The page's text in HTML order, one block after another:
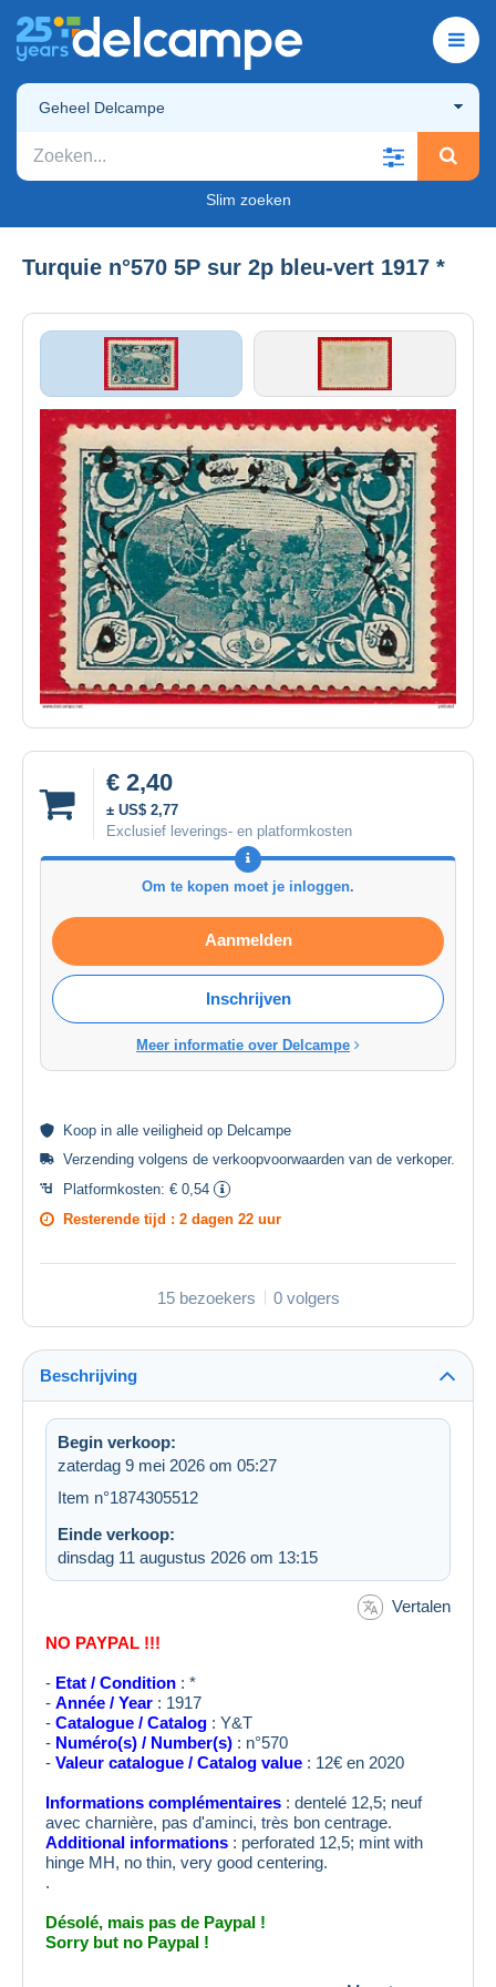
Geheel Delcampe
Slim zoeken
Turquie n°570 5P sur 2p bleu-vert 1917 *
€ 2,40
± US$ 2,77
Exclusief leverings- en platformkosten
Om te kopen moet je inloggen.
Aanmelden
Inschrijven
Meer informatie over Delcampe
Koop in alle veiligheid op Delcampe
Verzending volgens de verkoopvoorwaarden van de verkoper.
Platformkosten: € 0,54
Resterende tijd : 2 dagen 22 uur
15 bezoekers 0 volgers
Beschrijving
Begin verkoop:
zaterdag 9 mei 2026 om 05:27
Item n°1874305512
Einde verkoop:
dinsdag 11 augustus 2026 om 13:15
Vertalen
NO PAYPAL !!!
- Etat / Condition : *
- Année / Year : 1917
- Catalogue / Catalog : Y&T
- Numéro(s) / Number(s) : n°570
- Valeur catalogue / Catalog value : 12€ en 2020
Informations complémentaires : dentelé 12,5; neuf
avec charnière, pas d'aminci, très bon centrage.
Additional informations : perforated 12,5; mint with
hinge MH, no thin, very good centering.
.
Désolé, mais pas de Paypal !
Sorry but no Paypal !